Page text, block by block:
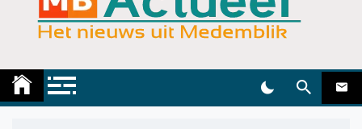
e
t
Medemblik Actueel